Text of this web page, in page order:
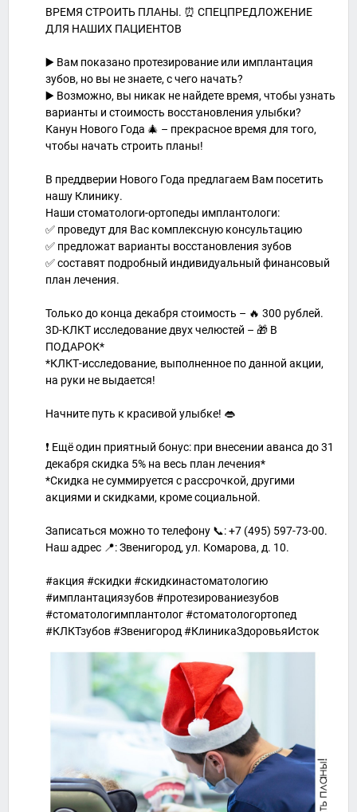
ВРЕМЯ СТРОИТЬ ПЛАНЫ. ⏰ СПЕЦПРЕДЛОЖЕНИЕ
ДЛЯ НАШИХ ПАЦИЕНТОВ
▶️ Вам показано протезирование или имплантация
зубов, но вы не знаете, с чего начать?
▶️ Возможно, вы никак не найдете время, чтобы узнать
варианты и стоимость восстановления улыбки?
Канун Нового Года 🎄 – прекрасное время для того,
чтобы начать строить планы!
В преддверии Нового Года предлагаем Вам посетить
нашу Клинику.
Наши стоматологи-ортопеды имплантологи:
✅ проведут для Вас комплексную консультацию
✅ предложат варианты восстановления зубов
✅ составят подробный индивидуальный финансовый
план лечения.
Только до конца декабря стоимость – 🔥 300 рублей.
3D-КЛКТ исследование двух челюстей – 🎁 В
ПОДАРОК*
*КЛКТ-исследование, выполненное по данной акции,
на руки не выдается!
Начните путь к красивой улыбке! 👄
❗️ Ещё один приятный бонус: при внесении аванса до 31
декабря скидка 5% на весь план лечения*
*Скидка не суммируется с рассрочкой, другими
акциями и скидками, кроме социальной.
Записаться можно то телефону 📞: +7 (495) 597-73-00.
Наш адрес 📍: Звенигород, ул. Комарова, д. 10.
#акция #скидки #скидкинастоматологию
#имплантациязубов #протезированиезубов
#стоматологимплантолог #стоматологортопед
#КЛКТзубов #Звенигород #КлиникаЗдоровьяИсток